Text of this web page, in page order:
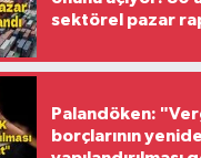
sektörel pazar
Palandöken:
borçlarının